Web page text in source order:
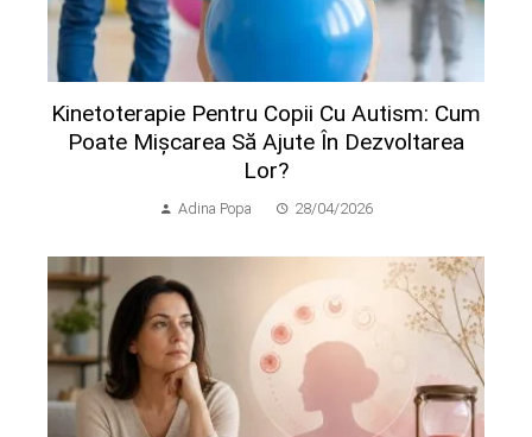
Kinetoterapie Pentru Copii Cu Autism: Cum
Poate Mișcarea Să Ajute În Dezvoltarea
Lor?
Adina Popa 28/04/2026